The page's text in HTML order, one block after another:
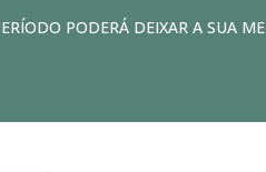
PODERÁ DEIXAR A SUA